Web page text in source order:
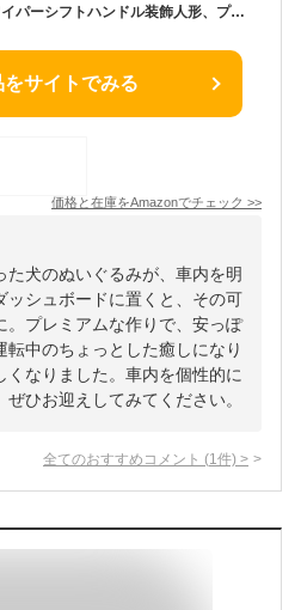
面白い犬のぬいぐるみ車のワイパーシフトハンドル装飾人形、プレミアムかわいい車のダッシュボード装飾犬車の装飾品、車のインテリアダッシュボード用のかわいい犬の装飾品 (茶色の帽子)
をサイトでみる
価格と在庫をAmazonでチェック >>
た犬のぬいぐるみが、車内を明
ッシュボードに置くと、その可
。プレミアムな作りで、安っぽ
転中のちょっとした癒しになり
くなりました。車内を個性的に
ひお迎えしてみてください。
全てのおすすめコメント (1 件) >